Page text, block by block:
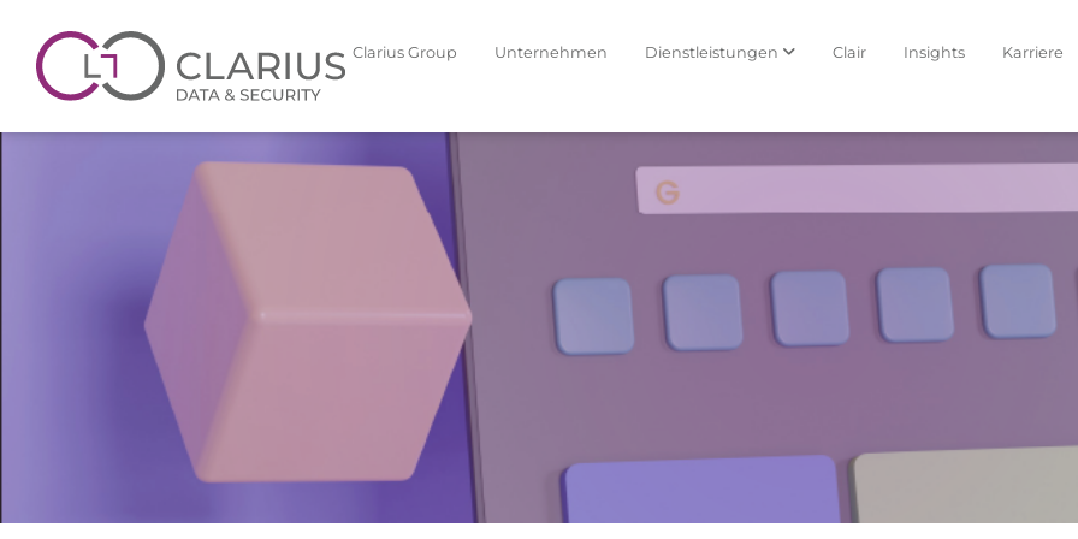
Clarius Group Unternehmen Dienstleistungen Clair Insights Karriere